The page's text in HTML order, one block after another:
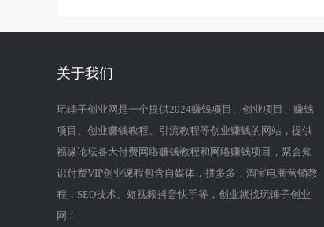
关于我们
玩锤子创业网是一个提供2024赚钱项目、创业项目、赚钱
项目、创业赚钱教程、引流教程等创业赚钱的网站，提供
福缘论坛各大付费网络赚钱教程和网络赚钱项目，聚合知
识付费VIP创业课程包含自媒体，拼多多，淘宝电商营销教
程，SEO技术、短视频抖音快手等，创业就找玩锤子创业
网！